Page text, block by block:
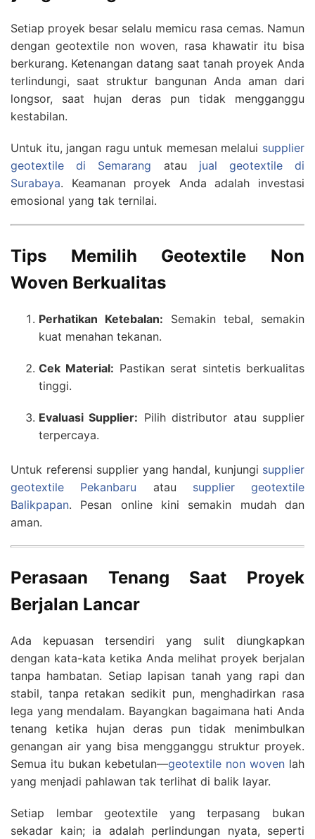
Setiap proyek besar selalu memicu rasa cemas. Namun
dengan geotextile non woven, rasa khawatir itu bisa
berkurang. Ketenangan datang saat tanah proyek Anda
terlindungi, saat struktur bangunan Anda aman dari
longsor, saat hujan deras pun tidak mengganggu
kestabilan.
Untuk itu, jangan ragu untuk memesan melalui supplier
geotextile di Semarang atau jual geotextile di
Surabaya. Keamanan proyek Anda adalah investasi
emosional yang tak ternilai.
Tips Memilih Geotextile Non
Woven Berkualitas
Perhatikan Ketebalan: Semakin tebal, semakin
kuat menahan tekanan.
Cek Material: Pastikan serat sintetis berkualitas
tinggi.
Evaluasi Supplier: Pilih distributor atau supplier
terpercaya.
Untuk referensi supplier yang handal, kunjungi supplier
geotextile Pekanbaru atau supplier geotextile
Balikpapan. Pesan online kini semakin mudah dan
aman.
Perasaan Tenang Saat Proyek
Berjalan Lancar
Ada kepuasan tersendiri yang sulit diungkapkan
dengan kata-kata ketika Anda melihat proyek berjalan
tanpa hambatan. Setiap lapisan tanah yang rapi dan
stabil, tanpa retakan sedikit pun, menghadirkan rasa
lega yang mendalam. Bayangkan bagaimana hati Anda
tenang ketika hujan deras pun tidak menimbulkan
genangan air yang bisa mengganggu struktur proyek.
Semua itu bukan kebetulan—geotextile non woven lah
yang menjadi pahlawan tak terlihat di balik layar.
Setiap lembar geotextile yang terpasang bukan
sekadar kain; ia adalah perlindungan nyata, seperti